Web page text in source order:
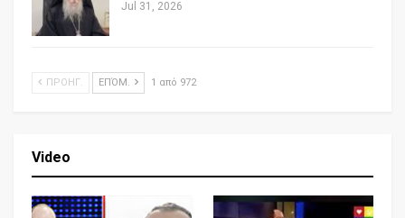
Jul 31, 2026
ΠΡΟΗΓ. ΕΠΌΜ. 1 από 972
Video